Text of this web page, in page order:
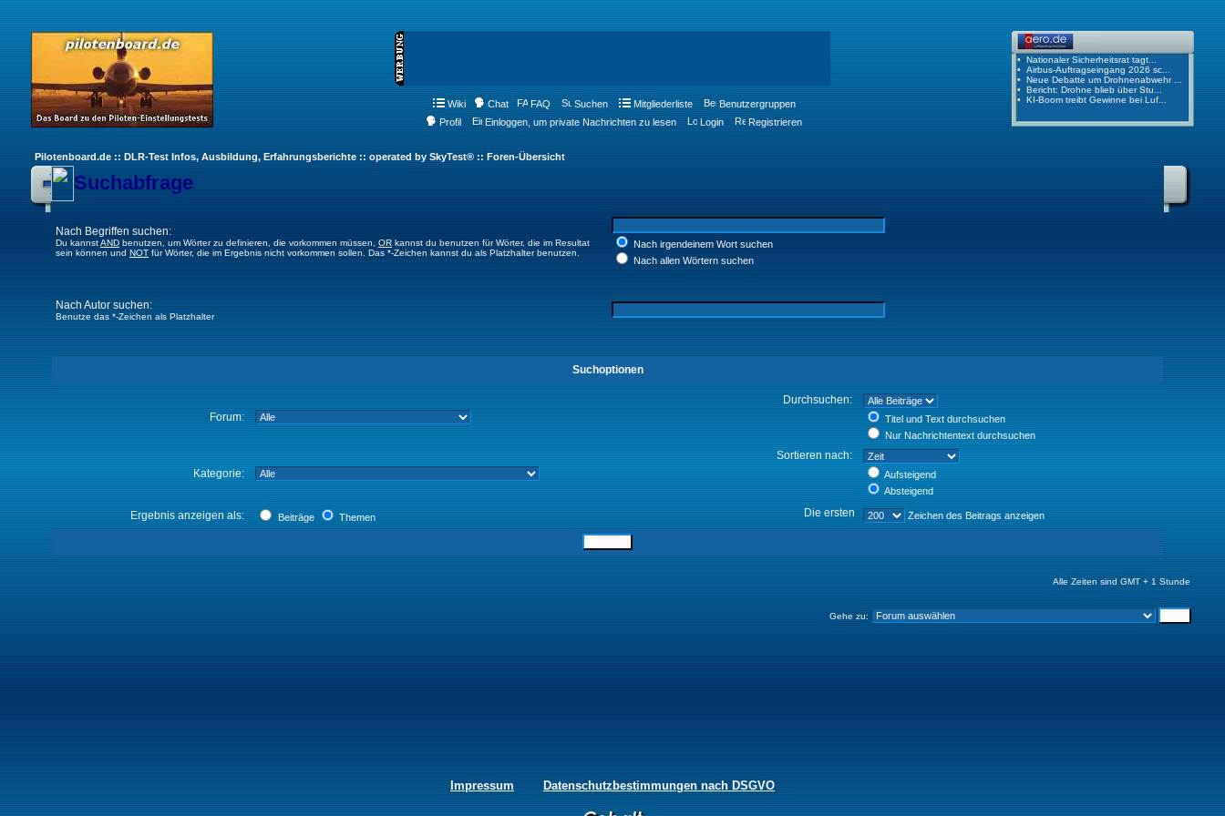
Wiki Chat FAQ Suchen Mitgliederliste
Benutzergruppen
Profil
Einloggen, um private Nachrichten zu lesen Login Registrieren
Pilotenboard.de :: DLR-Test Infos, Ausbildung, Erfahrungsberichte :: operated by SkyTest® :: Foren-Übersicht
Suchabfrage
Nach Begriffen suchen:
Du kannstAND benutzen, um Wörter zu definieren, die vorkommen müssen, OR kannst du benutzen für Wörter, die im Resultat
sein können und NOT für Wörter, die im Ergebnis nicht vorkommen sollen. Das *-Zeichen kannst du als Platzhalter benutzen.
Nach irgendeinem Wort suchen
Nach allen Wörtern suchen
Nach Autor suchen:
Benutze das *-Zeichen als Platzhalter
Suchoptionen
Forum:
Durchsuchen:
Titel und Text durchsuchen
Nur Nachrichtentext durchsuchen
Kategorie:
Sortieren nach:
Aufsteigend
Absteigend
Ergebnis anzeigen als: Beiträge Themen Die ersten Zeichen des Beitrags anzeigen
Alle Zeiten sind GMT + 1 Stunde
Gehe zu:
Impressum Datenschutzbestimmungen nach DSGVO